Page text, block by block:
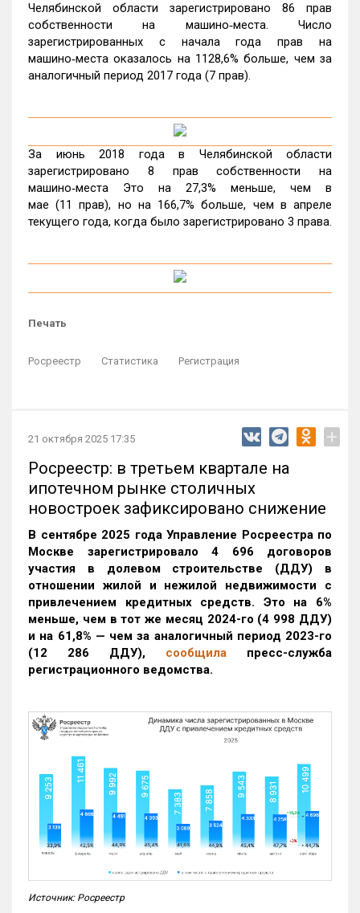
Челябинской области зарегистрировано 86 прав
собственности на машино‑места. Число
зарегистрированных с начала года прав на
машино‑места оказалось на 1128,6% больше, чем за
аналогичный период 2017 года (7 прав).
За июнь 2018 года в Челябинской области
зарегистрировано 8 прав собственности на
машино‑места Это на 27,3% меньше, чем в
мае (11 прав), но на 166,7% больше, чем в апреле
текущего года, когда было зарегистрировано 3 права.
Печать
Росреестр Статистика Регистрация
21 октября 2025 17:35 +
Росреестр: в третьем квартале на
ипотечном рынке столичных
новостроек зафиксировано снижение
В сентябре 2025 года Управление Росреестра по
Москве зарегистрировало 4 696 договоров
участия в долевом строительстве (ДДУ) в
отношении жилой и нежилой недвижимости с
привлечением кредитных средств. Это на 6%
меньше, чем в тот же месяц 2024-го (4 998 ДДУ)
и на 61,8% — чем за аналогичный период 2023-го
(12 286 ДДУ), сообщила пресс-служба
регистрационного ведомства.
Источник: Росреестр